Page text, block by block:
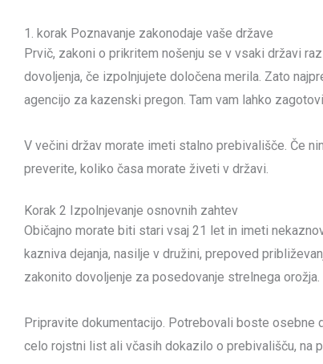
1. korak Poznavanje zakonodaje vaše države
Prvič, zakoni o prikritem nošenju se v vsaki državi
dovoljenja, če izpolnjujete določena merila. Zato
agencijo za kazenski pregon. Tam vam lahko
V večini držav morate imeti stalno prebivališče. Če
preverite, koliko časa morate živeti v državi.
Korak 2 Izpolnjevanje osnovnih zahtev
Običajno morate biti stari vsaj 21 let in imeti
kazniva dejanja, nasilje v družini, prepoved
zakonito dovoljenje za posedovanje strelnega orožja.
Pripravite dokumentacijo. Potrebovali boste osebne
celo rojstni list ali včasih dokazilo o prebivališču, na